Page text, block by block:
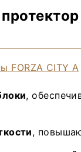
FORZA CITY A
,
,